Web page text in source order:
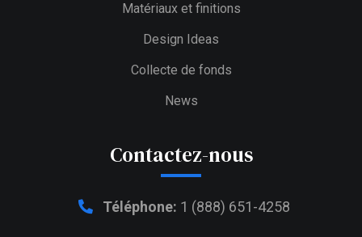
Matériaux et finitions
Design Ideas
Collecte de fonds
News
Contactez-nous
Téléphone: 1 (888) 651-4258